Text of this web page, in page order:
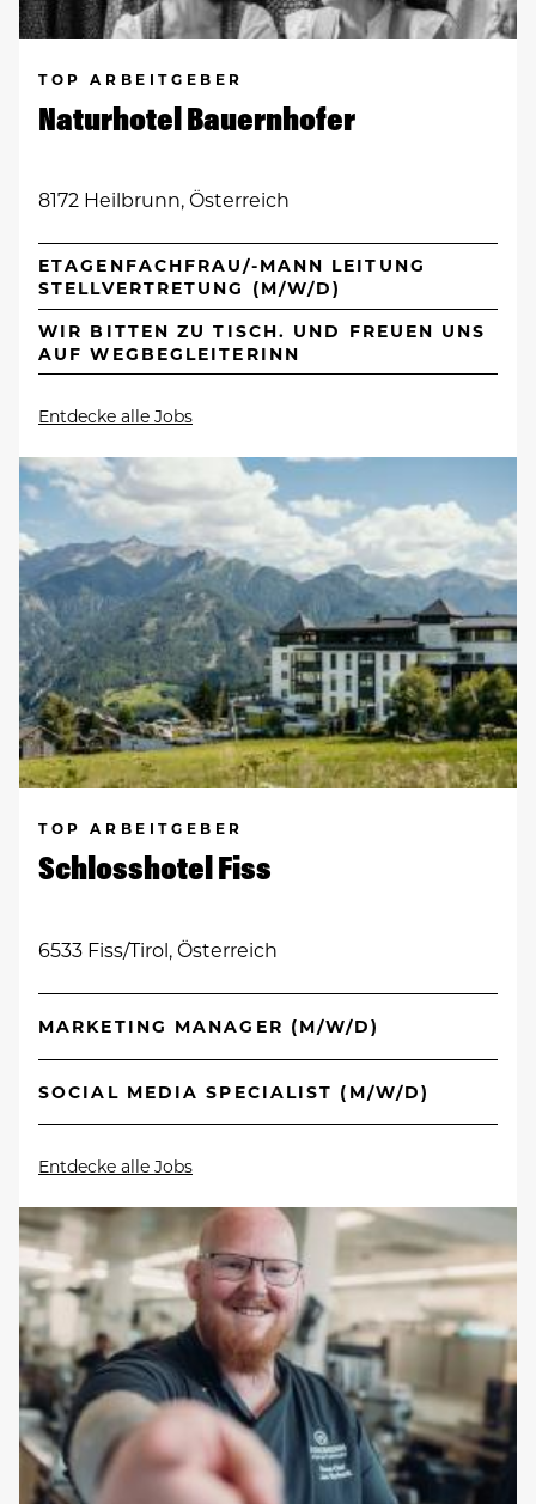
TOP ARBEITGEBER
Naturhotel Bauernhofer
8172 Heilbrunn, Österreich
ETAGENFACHFRAU/-MANN LEITUNG
STELLVERTRETUNG (M/W/D)
WIR BITTEN ZU TISCH. UND FREUEN UNS
AUF WEGBEGLEITERINN
Entdecke alle Jobs
TOP ARBEITGEBER
Schlosshotel Fiss
6533 Fiss/Tirol, Österreich
MARKETING MANAGER (M/W/D)
SOCIAL MEDIA SPECIALIST (M/W/D)
Entdecke alle Jobs